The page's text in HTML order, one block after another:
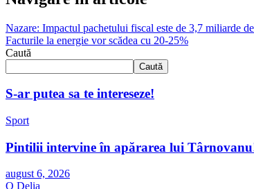
Nazare: Impactul pachetului fiscal este de 3,7 miliarde
Facturile la energie vor scădea cu 20-25%
Caută
Caută
S-ar putea sa te intereseze!
Sport
Pintilii intervine în apărarea lui
august 6, 2026
O Delia